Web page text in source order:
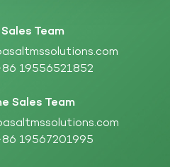
Team
19556521852
Sales Team
19567201995